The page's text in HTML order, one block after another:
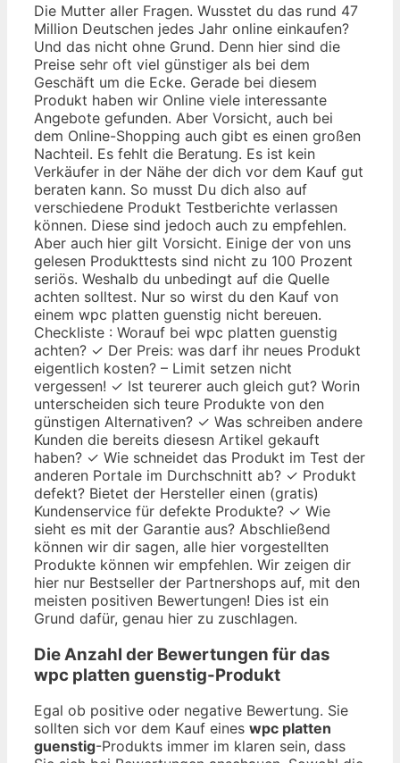
Die Mutter aller Fragen. Wusstet du das rund 47
Million Deutschen jedes Jahr online einkaufen?
Und das nicht ohne Grund. Denn hier sind die
Preise sehr oft viel günstiger als bei dem
Geschäft um die Ecke. Gerade bei diesem
Produkt haben wir Online viele interessante
Angebote gefunden. Aber Vorsicht, auch bei
dem Online-Shopping auch gibt es einen großen
Nachteil. Es fehlt die Beratung. Es ist kein
Verkäufer in der Nähe der dich vor dem Kauf gut
beraten kann. So musst Du dich also auf
verschiedene Produkt Testberichte verlassen
können. Diese sind jedoch auch zu empfehlen.
Aber auch hier gilt Vorsicht. Einige der von uns
gelesen Produkttests sind nicht zu 100 Prozent
seriös. Weshalb du unbedingt auf die Quelle
achten solltest. Nur so wirst du den Kauf von
einem wpc platten guenstig nicht bereuen.
Checkliste : Worauf bei wpc platten guenstig
achten? ✓ Der Preis: was darf ihr neues Produkt
eigentlich kosten? – Limit setzen nicht
vergessen! ✓ Ist teurerer auch gleich gut? Worin
unterscheiden sich teure Produkte von den
günstigen Alternativen? ✓ Was schreiben andere
Kunden die bereits diesesn Artikel gekauft
haben? ✓ Wie schneidet das Produkt im Test der
anderen Portale im Durchschnitt ab? ✓ Produkt
defekt? Bietet der Hersteller einen (gratis)
Kundenservice für defekte Produkte? ✓ Wie
sieht es mit der Garantie aus? Abschließend
können wir dir sagen, alle hier vorgestellten
Produkte können wir empfehlen. Wir zeigen dir
hier nur Bestseller der Partnershops auf, mit den
meisten positiven Bewertungen! Dies ist ein
Grund dafür, genau hier zu zuschlagen.
Die Anzahl der Bewertungen für das
wpc platten guenstig-Produkt
Egal ob positive oder negative Bewertung. Sie
sollten sich vor dem Kauf eines wpc platten
guenstig-Produkts immer im klaren sein, dass